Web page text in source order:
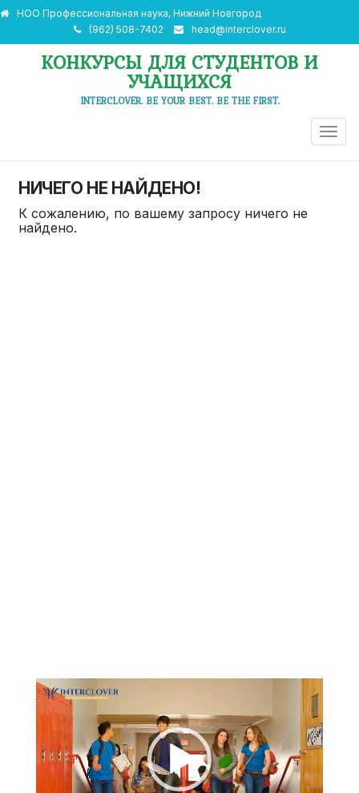
НОО Профессиональная наука, Нижний Новгород
(962) 508-7402
head@interclover.ru
КОНКУРСЫ ДЛЯ СТУДЕНТОВ И
УЧАЩИХСЯ
INTERCLOVER. BE YOUR BEST. BE THE FIRST.
НИЧЕГО НЕ НАЙДЕНО!
К сожалению, по вашему запросу ничего не
найдено.
Видеоплеер